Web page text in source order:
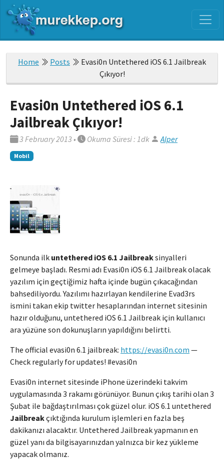
Home Posts
Evasi0n Untethered iOS 6.1 Jailbreak
Çıkıyor!
Evasi0n Untethered iOS 6.1
Jailbreak Çıkıyor!
3 February 2013• Okuma Süresi : 1dk Alper
Mobil
Sonunda ilk untethered iOS 6.1 Jailbreaksinyalleri
gelmeye başladı. Resmi adı Evasi0n iOS 6.1 Jailbreak olacak
yazılım için geçtiğimiz hafta içinde bugün çıkacağından
bahsediliyordu. Yazılımı hazırlayan kendilerine Evad3rs
ismini takan ekip twitter hesaplarından internet sitesinin
hazır olduğunu, untethered iOS 6.1 Jailbreak için kullanıcı
ara yüzüne son dokunuşların yapıldığını belirtti.
The official evasi0n 6.1 jailbreak: https://evasi0n.com —
Check regularly for updates! #evasi0n
Evasi0n internet sitesinde iPhone üzerindeki takvim
uygulamasında 3 rakamı görünüyor. Bunun çıkış tarihi olan 3
Şubat ile bağdaştırılması çok güzel olur. iOS 6.1 untethered
Jailbreakçıktığında kurulum işlemleri en fazla beş
dakikanızı alacaktır. Untethered Jailbreak yapmanın en
güzel yanı da bilgisayarınızdan yalnızca bir kez yükleme
yapacak olmanız.